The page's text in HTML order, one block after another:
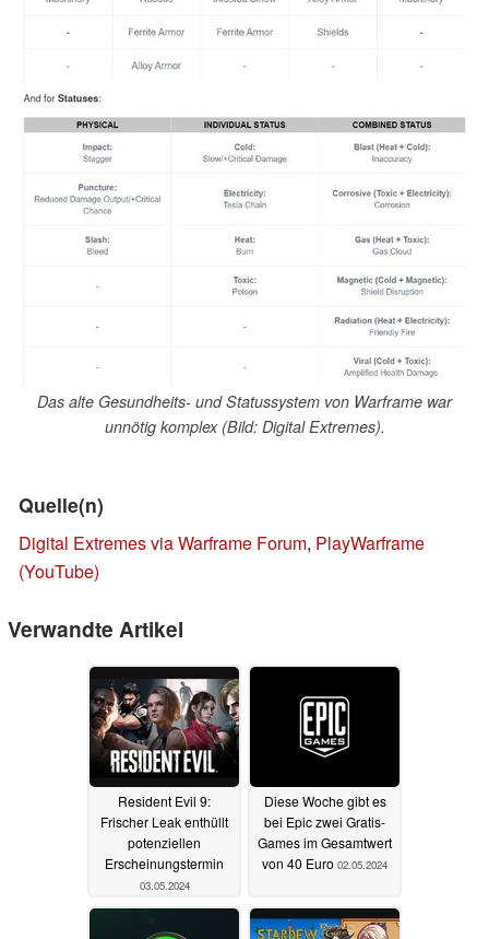
Das alte Gesundheits- und Statussystem von Warframe war
unnötig komplex (Bild: Digital Extremes).
Quelle(n)
Digital Extremes via Warframe Forum, PlayWarframe
(YouTube)
Verwandte Artikel
Resident Evil 9:
Frischer Leak enthüllt
potenziellen
Erscheinungstermin
03.05.2024
Diese Woche gibt es
bei Epic zwei Gratis-
Games im Gesamtwert
von 40 Euro 02.05.2024